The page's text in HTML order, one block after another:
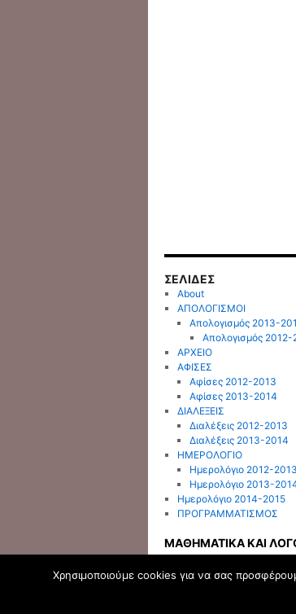
ΣΕΛΙΔΕΣ
About
ΑΠΟΛΟΓΙΣΜΟΙ
Απολογισμός 2013-
Απολογισμός 2012-
ΑΡΧΕΙΟ
ΑΦΙΣΕΣ
Αφίσες 2012-2013
Αφίσες 2013-2014
ΔΙΑΛΕΞΕΙΣ
Διαλέξεις 2012-2013
Διαλέξεις 2013-2014
ΗΜΕΡΟΛΟΓΙΟ
Ημερολόγιο 2012-2013
Ημερολόγιο 2013-
Ημερολόγιο 2014-2015
ΠΡΟΓΡΑΜΜΑΤΙΣΜΟΣ
ΜΑΘΗΜΑΤΙΚΑ ΚΑΙ
Χρησιμοποιούμε cookies για να σας